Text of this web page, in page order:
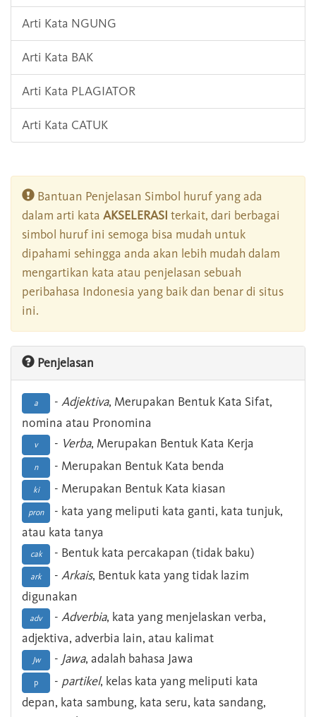
Arti Kata NGUNG
Arti Kata BAK
Arti Kata PLAGIATOR
Arti Kata CATUK
Bantuan Penjelasan Simbol huruf yang ada
dalam arti kata AKSELERASI terkait, dari berbagai
simbol huruf ini semoga bisa mudah untuk
dipahami sehingga anda akan lebih mudah dalam
mengartikan kata atau penjelasan sebuah
peribahasa Indonesia yang baik dan benar di situs
ini.
Penjelasan
a - Adjektiva, Merupakan Bentuk Kata Sifat,
nomina atau Pronomina
v - Verba, Merupakan Bentuk Kata Kerja
n - Merupakan Bentuk Kata benda
ki - Merupakan Bentuk Kata kiasan
pron
- kata yang meliputi kata ganti, kata tunjuk,
atau kata tanya
cak - Bentuk kata percakapan (tidak baku)
ark - Arkais, Bentuk kata yang tidak lazim
digunakan
adv - Adverbia, kata yang menjelaskan verba,
adjektiva, adverbia lain, atau kalimat
Jw - Jawa, adalah bahasa Jawa
p - partikel, kelas kata yang meliputi kata
depan, kata sambung, kata seru, kata sandang,